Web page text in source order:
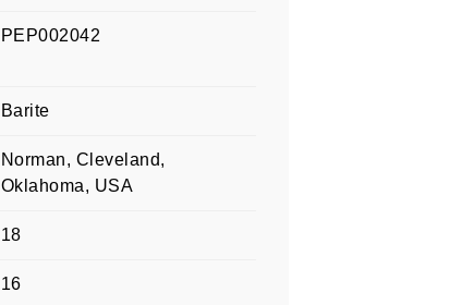
PEP002042
Barite
Norman, Cleveland,
Oklahoma, USA
18
16